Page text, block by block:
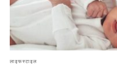
लाइफस्टाइल